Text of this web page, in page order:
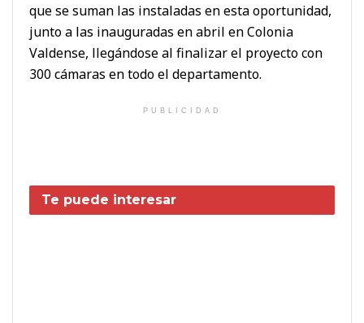
que se suman las instaladas en esta oportunidad,
junto a las inauguradas en abril en Colonia
Valdense, llegándose al finalizar el proyecto con
300 cámaras en todo el departamento.
PUBLICIDAD
Te puede interesar